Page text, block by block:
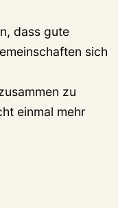
dass gute
sich
zu
einmal mehr